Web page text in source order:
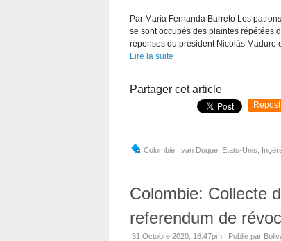
Par María Fernanda Barreto Les
se sont occupés des plaintes répétées
réponses du président Nicolás Maduro
Lire la suite
Partager cet article
Repost
Colombie Ivan Duque Etats-Unis
Colombie: Collecte
referendum de
31 Octobre 2020, 18:47pm | Publié par